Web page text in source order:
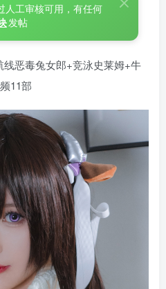
人工审核可用，有任何
发帖
恶毒兔女郎+竞泳史莱姆+牛
11部